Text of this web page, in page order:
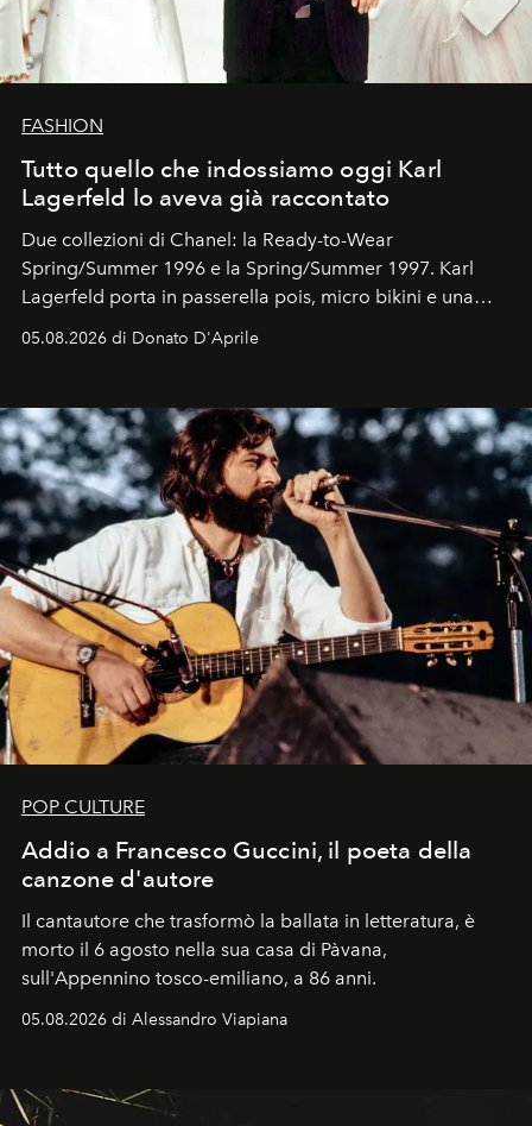
FASHION
Tutto quello che indossiamo oggi Karl
Lagerfeld lo aveva già raccontato
Due collezioni di Chanel: la Ready-to-Wear
Spring/Summer 1996 e la Spring/Summer 1997. Karl
Lagerfeld porta in passerella pois, micro bikini e una
logomania pensata per la spiaggia
Kate, Claudia e Carla una dietro l'altra. Trent'anni dopo,
uno dei documenti più contemporanei che abbiamo.
05.08.2026 di Donato D'Aprile
POP CULTURE
Addio a Francesco Guccini, il poeta della
canzone d'autore
Il cantautore che trasformò la ballata in letteratura, è
morto il 6 agosto nella sua casa di Pàvana,
sull'Appennino tosco-emiliano, a 86 anni.
05.08.2026 di Alessandro Viapiana